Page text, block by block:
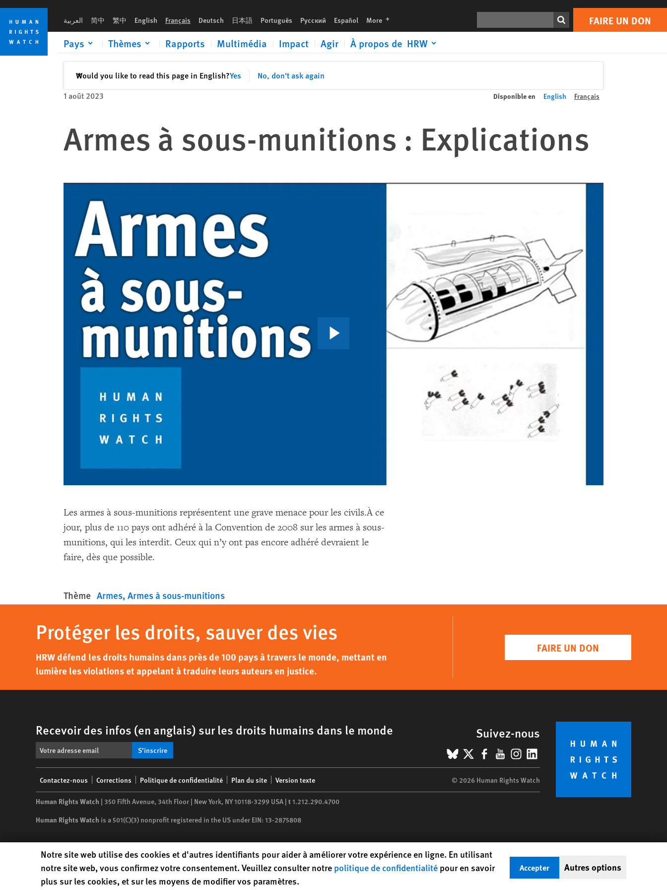
Skip
cookie
privacy
notice
Skip
main
content
العربية 简中 繁中 English Français Deutsch 日本語 Português Русский Español More languages FAIRE UN DON
Pays Thèmes Rapports Multimédia Impact Agir À propos de HRW
Would you like to read this page in English?Yes No, don't ask again
✕Fermer
1 août 2023
Disponible en English Français
Armes à sous-munitions : Explications
Les armes à sous-munitions représentent une grave menace pour les civils.À ce
jour, plus de 110 pays ont adhéré à la Convention de 2008 sur les armes à sous-
munitions, qui les interdit. Ceux qui n’y ont pas encore adhéré devraient le
faire, dès que possible.
Thème Armes Armes à sous-munitions
Protéger les droits, sauver des vies
HRW défend les droits humains dans près de 100 pays à travers le monde, mettant en
lumière les violations et appelant à traduire leurs auteurs en justice.
FAIRE UN DON
Recevoir des infos (en anglais) sur les droits humains dans le monde
S’inscrire
Suivez-nous
BlueSky
X Facebook
YouTube
Instagram
LinkedIn
menu
Contactez-nous Corrections Politique de confidentialité Plan du site Version texte © 2026 Human Rights Watch
Human Rights Watch | 350 Fifth Avenue, 34th Floor | New York, NY10118-3299 USA | t1.212.290.4700
Human Rights Watch is a 501(C)(3) nonprofit registered in the US under EIN: 13-2875808
Human Rights Watch cookie preferences
Notre site web utilise des cookies et d'autres identifiants pour aider à améliorer votre expérience en ligne. En utilisant
notre site web, vous confirmez votre consentement. Veuillez consulter notre politique de confidentialité pour en savoir
plus sur les cookies, et sur les moyens de modifier vos paramètres.
Accepter Autres options